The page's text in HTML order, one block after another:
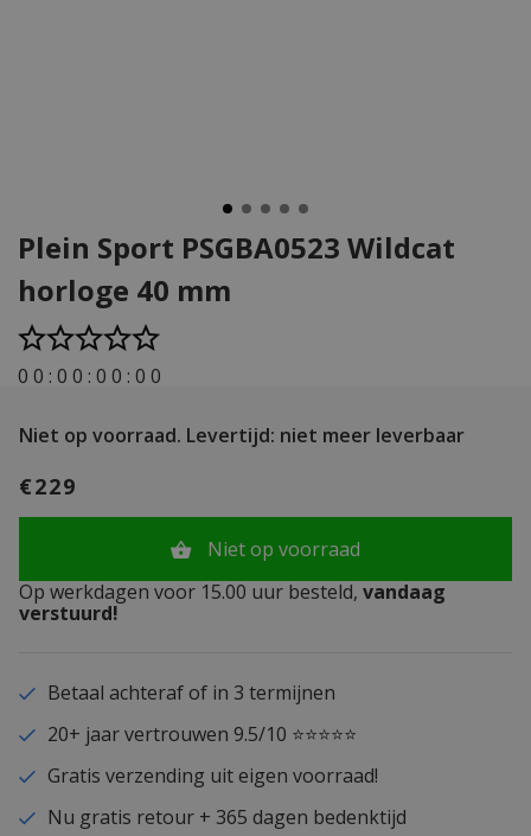
Plein Sport PSGBA0523 Wildcat
horloge 40 mm
0 0 : 0 0 : 0 0 : 0 0
Niet op voorraad. Levertijd: niet meer leverbaar
€229
Niet op voorraad
Op werkdagen voor 15.00 uur besteld, vandaag
verstuurd!
Betaal achteraf of in 3 termijnen
20+ jaar vertrouwen 9.5/10 ⭐⭐⭐⭐⭐
Gratis verzending uit eigen voorraad!
Nu gratis retour + 365 dagen bedenktijd